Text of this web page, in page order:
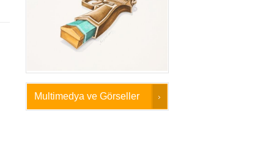
Multimedya ve Görseller